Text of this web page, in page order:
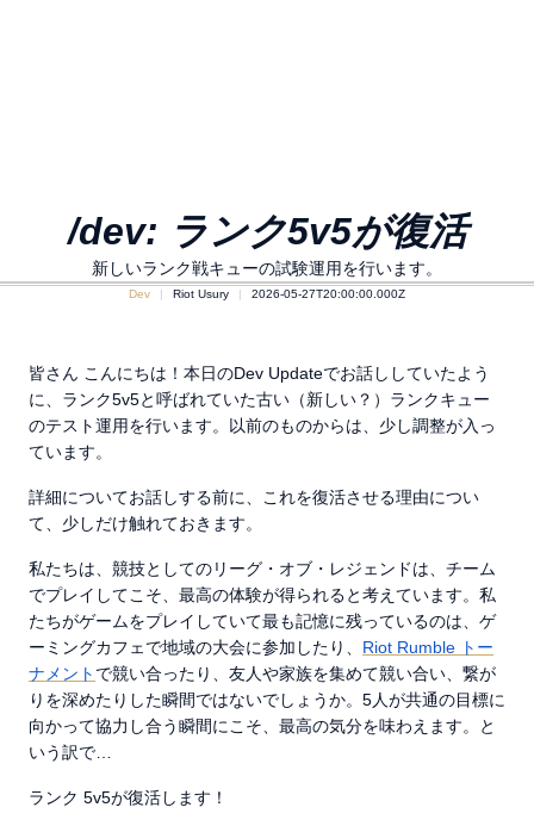
/dev: ランク5v5が復活
新しいランク戦キューの試験運用を行います。
Dev Riot Usury 2026-05-27T20:00:00.000Z
皆さん こんにちは！本日のDev Updateでお話ししていたよう
に、ランク5v5と呼ばれていた古い（新しい？）ランクキュー
のテスト運用を行います。以前のものからは、少し調整が入っ
ています。
詳細についてお話しする前に、これを復活させる理由につい
て、少しだけ触れておきます。
私たちは、競技としてのリーグ・オブ・レジェンドは、チーム
でプレイしてこそ、最高の体験が得られると考えています。私
たちがゲームをプレイしていて最も記憶に残っているのは、ゲ
ーミングカフェで地域の大会に参加したり、 Riot Rumble トー
ナメント で競い合ったり、友人や家族を集めて競い合い、繋が
りを深めたりした瞬間ではないでしょうか。5人が共通の目標に
向かって協力し合う瞬間にこそ、最高の気分を味わえます。と
いう訳で…
ランク 5v5が復活します！